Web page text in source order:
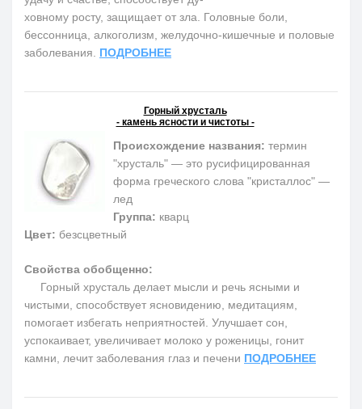
ховному росту, защищает от зла. Головные боли,
бессонница, алкоголизм, желудочно-кишечные и половые
заболевания. ПОДРОБНЕЕ
Горный хрусталь
- камень ясности и чистоты -
Происхождение названия: термин
"хрусталь" — это русифицированная
форма греческого слова "кристаллос" —
лед
Группа: кварц
Цвет: безсцветный
Свойства обобщенно:
Горный хрусталь делает мысли и речь ясными и
чистыми, способствует ясновидению, медитациям,
помогает избегать неприятностей. Улучшает сон,
успокаивает, увеличивает молоко у роженицы, гонит
камни, лечит заболевания глаз и печени ПОДРОБНЕЕ